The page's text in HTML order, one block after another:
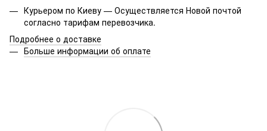
Курьером по Киеву — Осуществляется Новой почтой
согласно тарифам перевозчика.
Подробнее о доставке
Больше информации об оплате